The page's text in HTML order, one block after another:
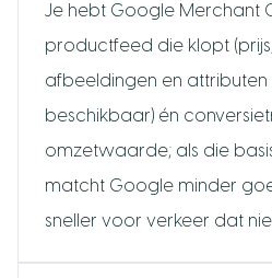
Je hebt Google Merchant
productfeed die klopt
afbeeldingen en attributen
beschikbaar) én
omzetwaarde; als die
matcht Google minder
sneller voor verkeer dat
Binnen 24 uur reactie